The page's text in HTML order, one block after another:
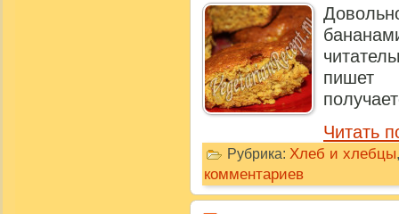
пишет
Читать
Рубрика: Хлеб и хлебцы
комментариев